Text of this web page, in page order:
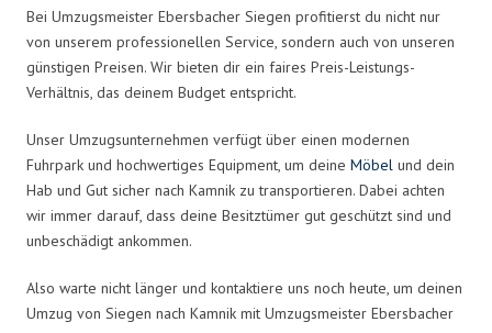
Bei Umzugsmeister Ebersbacher Siegen profitierst du nicht nur
von unserem professionellen Service, sondern auch von unseren
günstigen Preisen. Wir bieten dir ein faires Preis-Leistungs-
Verhältnis, das deinem Budget entspricht.
Unser Umzugsunternehmen verfügt über einen modernen
Fuhrpark und hochwertiges Equipment, um deine Möbel und dein
Hab und Gut sicher nach Kamnik zu transportieren. Dabei achten
wir immer darauf, dass deine Besitztümer gut geschützt sind und
unbeschädigt ankommen.
Also warte nicht länger und kontaktiere uns noch heute, um deinen
Umzug von Siegen nach Kamnik mit Umzugsmeister Ebersbacher